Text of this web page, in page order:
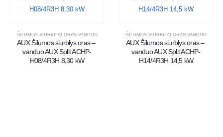
ŠILUMOS SIURBLIAI ORAS-VANDUO
AUX Šilumos siurblys oras –
vanduo AUX Split ACHP-
H08/4R3H 8,30 kW
ŠILUMOS SIURBLIAI ORAS-VANDUO
AUX Šilumos siurblys oras –
vanduo AUX Split ACHP-
H14/4R3H 14,5 kW